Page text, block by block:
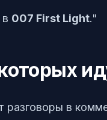
007 First Light."
разговоры в